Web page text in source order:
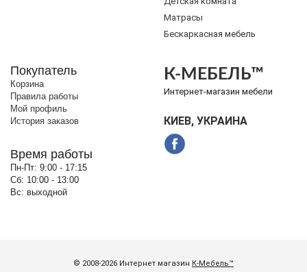
Матрасы
Бескаркасная мебель
© 2008-2026 Интернет магазин К-Мебель™
Покупатель
Корзина
Правила работы
Мой профиль
История заказов
Время работы
Пн-Пт: 9:00 - 17:15
Сб: 10:00 - 13:00
Вс: выходной
К-МЕБЕЛЬ™
Интернет-магазин мебели
КИЕВ, УКРАИНА